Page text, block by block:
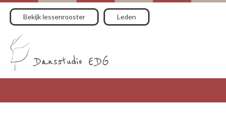
Bekijk lessenrooster Leden